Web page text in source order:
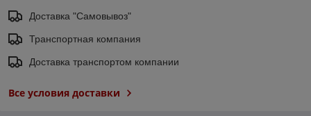
Доставка "Самовывоз"
Транспортная компания
Доставка транспортом компании
Все условия доставки